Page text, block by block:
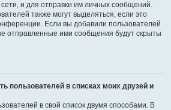
и для отправки им личных сообщений.
также могут выделяться, если это
Если вы добавили пользователей
отправленные ими сообщения будут скрыты
пользователей в списках моих друзей и
в свой список двумя способами. В